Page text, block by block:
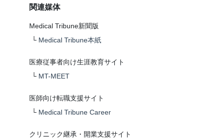
関連媒体
Medical Tribune新聞版
└ Medical Tribune本紙
医療従事者向け生涯教育サイト
└ MT-MEET
医師向け転職支援サイト
└ Medical Tribune Career
クリニック継承・開業支援サイト